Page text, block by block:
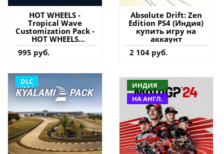
HOT WHEELS -
Tropical Wave
Customization Pack -
HOT WHEELS
UNLEASHED PS5
(Турция) купить
аккаунт
995 руб.
Absolute Drift: Zen
Edition PS4 (Индия)
купить игру на
аккаунт
2 104 руб.
DLC
ИНДИЯ
НА АНГЛ.